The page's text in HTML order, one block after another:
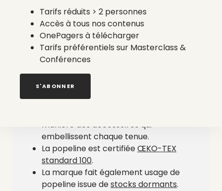
La Fabrique Nomade
La Fabrique Nomade est une
association créée par Inès Mesmar
qui œuvre en faveur de l’insertion
professionnelle des artisanats d’art
migrants et réfugiés en France.
Pour la confection Pauline, collabore
avec différents artisans maîtres de la
dentelle, broderie, ou encore de
manière des accessoires qui
embellissent chaque tenue.
La popeline est certifiéeŒKO-TEX
standard 100.
La marque fait également usage de
popeline issue destocks dormants.
Tarifs réduits > 2 personnes
Accès à tous nos contenus
OnePagers à télécharger
Tarifs préférentiels sur Masterclass &
Conférences
S'ABONNER